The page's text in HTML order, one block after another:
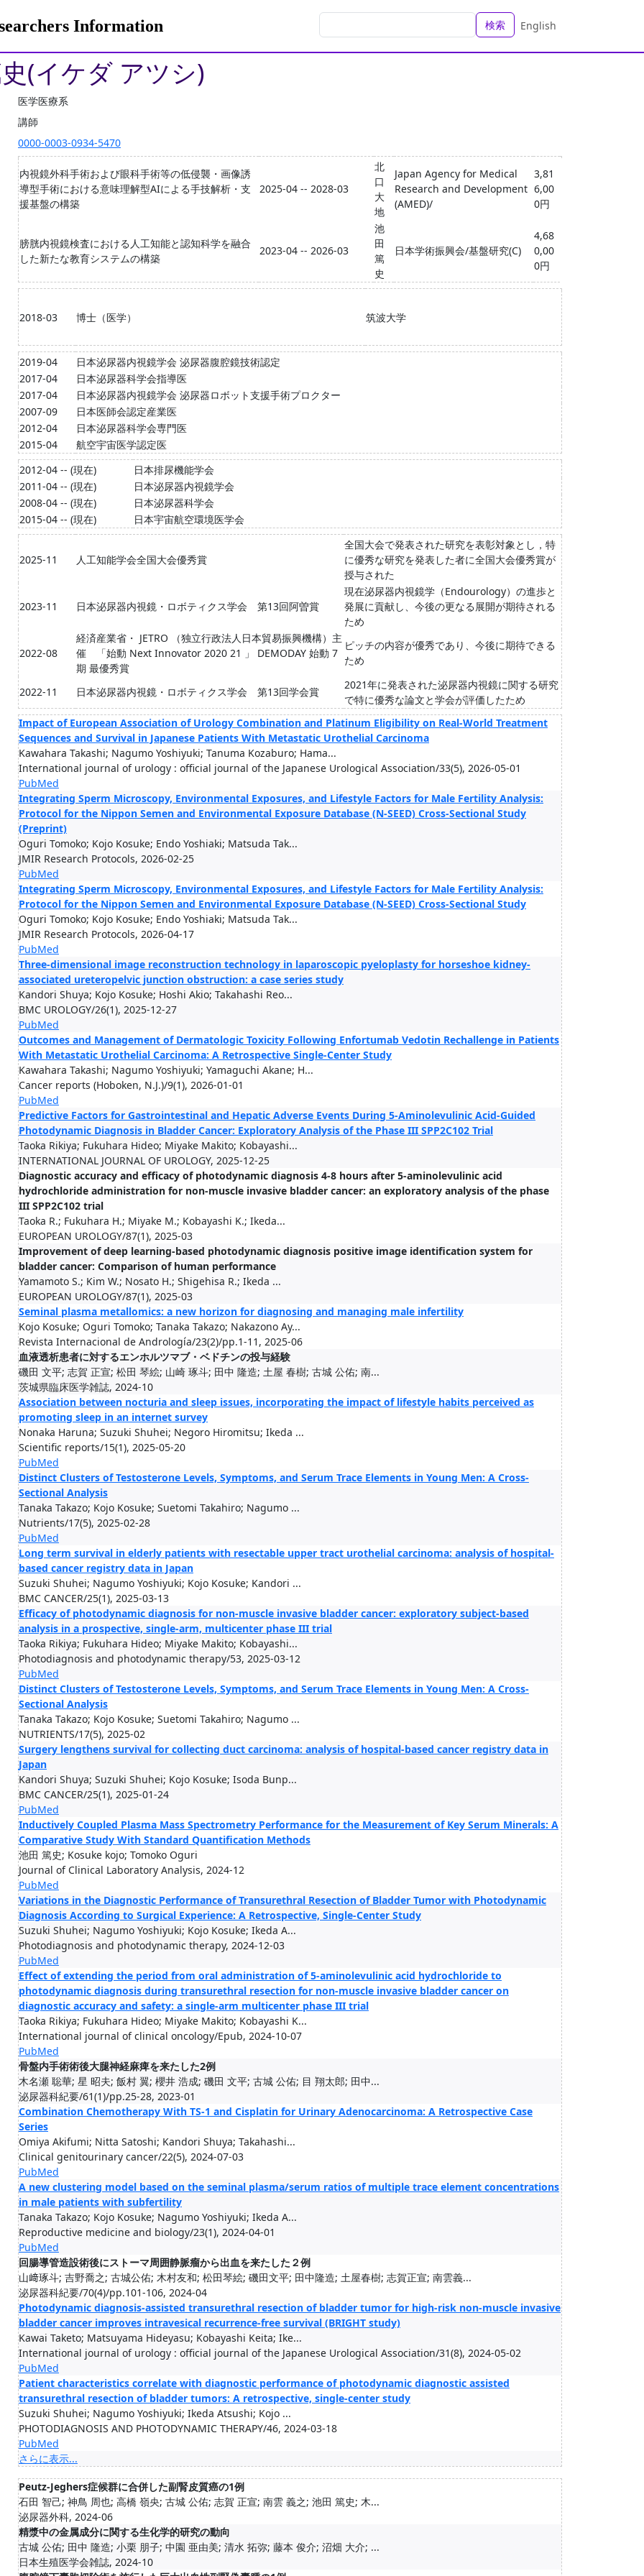
Information 検索 English
(イケダ アツシ)
医学医療系
講師
0000-0003-0934-5470
内視鏡外科手術および眼科手術等の低侵襲・画像誘
導型手術における意味理解型AIによる手技解析・支
援基盤の構築
2025-04 -- 2028-03
北
口
大
地
Japan Agency for Medical
Research and Development
(AMED)/
3,81
6,00
0円
膀胱内視鏡検査における人工知能と認知科学を融合
した新たな教育システムの構築
2023-04 -- 2026-03
池
田
篤
史
日本学術振興会/基盤研究(C)
4,68
0,00
0円
2018-03 博士（医学） 筑波大学
2019-04
日本泌尿器内視鏡学会 泌尿器腹腔鏡技術認定
2017-04
日本泌尿器科学会指導医
2017-04
日本泌尿器内視鏡学会 泌尿器ロボット支援手術プロクター
2007-09
日本医師会認定産業医
2012-04
日本泌尿器科学会専門医
2015-04
航空宇宙医学認定医
2012-04 -- (現在)
日本排尿機能学会
2011-04 -- (現在)
日本泌尿器内視鏡学会
2008-04 -- (現在)
日本泌尿器科学会
2015-04 -- (現在)
日本宇宙航空環境医学会
2025-11 人工知能学会全国大会優秀賞
全国大会で発表された研究を表彰対象とし，特
に優秀な研究を発表した者に全国大会優秀賞が
授与された
2023-11 日本泌尿器内視鏡・ロボティクス学会 第13回阿曽賞
現在泌尿器内視鏡学（Endourology）の進歩と
発展に貢献し、今後の更なる展開が期待される
ため
2022-08
経済産業省・ JETRO （独立行政法人日本貿易振興機構）主
催 「始動 Next Innovator 2020 21 」 DEMODAY 始動 7
期 最優秀賞
ピッチの内容が優秀であり、今後に期待できる
ため
2022-11 日本泌尿器内視鏡・ロボティクス学会 第13回学会賞
2021年に発表された泌尿器内視鏡に関する研究
で特に優秀な論文と学会が評価したため
Impact of European Association of Urology Combination and Platinum Eligibility on Real-World Treatment
Sequences and Survival in Japanese Patients With Metastatic Urothelial Carcinoma
Kawahara Takashi; Nagumo Yoshiyuki; Tanuma Kozaburo; Hama...
International journal of urology : official journal of the Japanese Urological Association/33(5), 2026-05-01
PubMed
Integrating Sperm Microscopy, Environmental Exposures, and Lifestyle Factors for Male Fertility Analysis:
Protocol for the Nippon Semen and Environmental Exposure Database (N-SEED) Cross-Sectional Study
(Preprint)
Oguri Tomoko; Kojo Kosuke; Endo Yoshiaki; Matsuda Tak...
JMIR Research Protocols, 2026-02-25
PubMed
Integrating Sperm Microscopy, Environmental Exposures, and Lifestyle Factors for Male Fertility Analysis:
Protocol for the Nippon Semen and Environmental Exposure Database (N-SEED) Cross-Sectional Study
Oguri Tomoko; Kojo Kosuke; Endo Yoshiaki; Matsuda Tak...
JMIR Research Protocols, 2026-04-17
PubMed
Three-dimensional image reconstruction technology in laparoscopic pyeloplasty for horseshoe kidney-
associated ureteropelvic junction obstruction: a case series study
Kandori Shuya; Kojo Kosuke; Hoshi Akio; Takahashi Reo...
BMC UROLOGY/26(1), 2025-12-27
PubMed
Outcomes and Management of Dermatologic Toxicity Following Enfortumab Vedotin Rechallenge in Patients
With Metastatic Urothelial Carcinoma: A Retrospective Single-Center Study
Kawahara Takashi; Nagumo Yoshiyuki; Yamaguchi Akane; H...
Cancer reports (Hoboken, N.J.)/9(1), 2026-01-01
PubMed
Predictive Factors for Gastrointestinal and Hepatic Adverse Events During 5-Aminolevulinic Acid-Guided
Photodynamic Diagnosis in Bladder Cancer: Exploratory Analysis of the Phase III SPP2C102 Trial
Taoka Rikiya; Fukuhara Hideo; Miyake Makito; Kobayashi...
INTERNATIONAL JOURNAL OF UROLOGY, 2025-12-25
Diagnostic accuracy and efficacy of photodynamic diagnosis 4-8 hours after 5-aminolevulinic acid
hydrochloride administration for non-muscle invasive bladder cancer: an exploratory analysis of the phase
III SPP2C102 trial
Taoka R.; Fukuhara H.; Miyake M.; Kobayashi K.; Ikeda...
EUROPEAN UROLOGY/87(1), 2025-03
Improvement of deep learning-based photodynamic diagnosis positive image identification system for
bladder cancer: Comparison of human performance
Yamamoto S.; Kim W.; Nosato H.; Shigehisa R.; Ikeda ...
EUROPEAN UROLOGY/87(1), 2025-03
Seminal plasma metallomics: a new horizon for diagnosing and managing male infertility
Kojo Kosuke; Oguri Tomoko; Tanaka Takazo; Nakazono Ay...
Revista Internacional de Andrología/23(2)/pp.1-11, 2025-06
血液透析患者に対するエンホルツマブ・ベドチンの投与経験
磯田 文平; 志賀 正宣; 松田 琴絵; 山崎 琢斗; 田中 隆造; 土屋 春樹; 古城 公佑; 南...
茨城県臨床医学雑誌, 2024-10
Association between nocturia and sleep issues, incorporating the impact of lifestyle habits perceived as
promoting sleep in an internet survey
Nonaka Haruna; Suzuki Shuhei; Negoro Hiromitsu; Ikeda ...
Scientific reports/15(1), 2025-05-20
PubMed
Distinct Clusters of Testosterone Levels, Symptoms, and Serum Trace Elements in Young Men: A Cross-
Sectional Analysis
Tanaka Takazo; Kojo Kosuke; Suetomi Takahiro; Nagumo ...
Nutrients/17(5), 2025-02-28
PubMed
Long term survival in elderly patients with resectable upper tract urothelial carcinoma: analysis of hospital-
based cancer registry data in Japan
Suzuki Shuhei; Nagumo Yoshiyuki; Kojo Kosuke; Kandori ...
BMC CANCER/25(1), 2025-03-13
Efficacy of photodynamic diagnosis for non-muscle invasive bladder cancer: exploratory subject-based
analysis in a prospective, single-arm, multicenter phase III trial
Taoka Rikiya; Fukuhara Hideo; Miyake Makito; Kobayashi...
Photodiagnosis and photodynamic therapy/53, 2025-03-12
PubMed
Distinct Clusters of Testosterone Levels, Symptoms, and Serum Trace Elements in Young Men: A Cross-
Sectional Analysis
Tanaka Takazo; Kojo Kosuke; Suetomi Takahiro; Nagumo ...
NUTRIENTS/17(5), 2025-02
Surgery lengthens survival for collecting duct carcinoma: analysis of hospital-based cancer registry data in
Japan
Kandori Shuya; Suzuki Shuhei; Kojo Kosuke; Isoda Bunp...
BMC CANCER/25(1), 2025-01-24
PubMed
Inductively Coupled Plasma Mass Spectrometry Performance for the Measurement of Key Serum Minerals: A
Comparative Study With Standard Quantification Methods
池田 篤史; Kosuke kojo; Tomoko Oguri
Journal of Clinical Laboratory Analysis, 2024-12
PubMed
Variations in the Diagnostic Performance of Transurethral Resection of Bladder Tumor with Photodynamic
Diagnosis According to Surgical Experience: A Retrospective, Single-Center Study
Suzuki Shuhei; Nagumo Yoshiyuki; Kojo Kosuke; Ikeda A...
Photodiagnosis and photodynamic therapy, 2024-12-03
PubMed
Effect of extending the period from oral administration of 5-aminolevulinic acid hydrochloride to
photodynamic diagnosis during transurethral resection for non-muscle invasive bladder cancer on
diagnostic accuracy and safety: a single-arm multicenter phase III trial
Taoka Rikiya; Fukuhara Hideo; Miyake Makito; Kobayashi K...
International journal of clinical oncology/Epub, 2024-10-07
PubMed
骨盤内手術術後大腿神経麻痺を来たした2例
木名瀬 聡華; 星 昭夫; 飯村 翼; 櫻井 浩成; 磯田 文平; 古城 公佑; 目 翔太郎; 田中...
泌尿器科紀要/61(1)/pp.25-28, 2023-01
Combination Chemotherapy With TS-1 and Cisplatin for Urinary Adenocarcinoma: A Retrospective Case
Series
Omiya Akifumi; Nitta Satoshi; Kandori Shuya; Takahashi...
Clinical genitourinary cancer/22(5), 2024-07-03
PubMed
A new clustering model based on the seminal plasma/serum ratios of multiple trace element concentrations
in male patients with subfertility
Tanaka Takazo; Kojo Kosuke; Nagumo Yoshiyuki; Ikeda A...
Reproductive medicine and biology/23(1), 2024-04-01
PubMed
回腸導管造設術後にストーマ周囲静脈瘤から出血を来たした２例
山﨑琢斗; 吉野喬之; 古城公佑; 木村友和; 松田琴絵; 磯田文平; 田中隆造; 土屋春樹; 志賀正宣; 南雲義...
泌尿器科紀要/70(4)/pp.101-106, 2024-04
Photodynamic diagnosis-assisted transurethral resection of bladder tumor for high-risk non-muscle invasive
bladder cancer improves intravesical recurrence-free survival (BRIGHT study)
Kawai Taketo; Matsuyama Hideyasu; Kobayashi Keita; Ike...
International journal of urology : official journal of the Japanese Urological Association/31(8), 2024-05-02
PubMed
Patient characteristics correlate with diagnostic performance of photodynamic diagnostic assisted
transurethral resection of bladder tumors: A retrospective, single-center study
Suzuki Shuhei; Nagumo Yoshiyuki; Ikeda Atsushi; Kojo ...
PHOTODIAGNOSIS AND PHOTODYNAMIC THERAPY/46, 2024-03-18
PubMed
さらに表示...
Peutz-Jeghers症候群に合併した副腎皮質癌の1例
石田 智己; 神鳥 周也; 高橋 嶺央; 古城 公佑; 志賀 正宣; 南雲 義之; 池田 篤史; 木...
泌尿器外科, 2024-06
精漿中の金属成分に関する生化学的研究の動向
古城 公佑; 田中 隆造; 小栗 朋子; 中園 亜由美; 清水 拓弥; 藤本 俊介; 沼畑 大介; ...
日本生殖医学会雑誌, 2024-10